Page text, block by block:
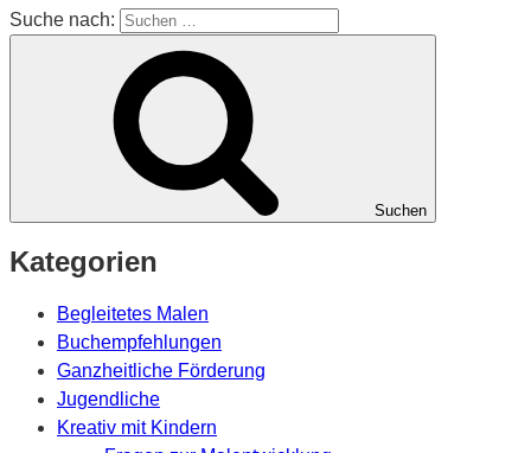
Suche nach:
Suchen
Kategorien
Begleitetes Malen
Buchempfehlungen
Ganzheitliche Förderung
Jugendliche
Kreativ mit Kindern